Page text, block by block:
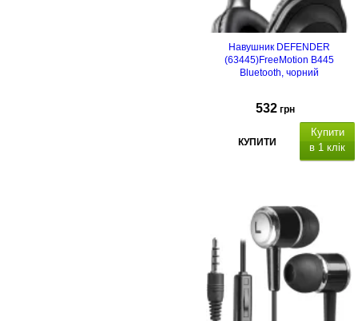
Навушник DEFENDER
(63445)FreeMotion B445
Bluetooth, чорний
532 грн
КУПИТИ
Купити
в 1 клік